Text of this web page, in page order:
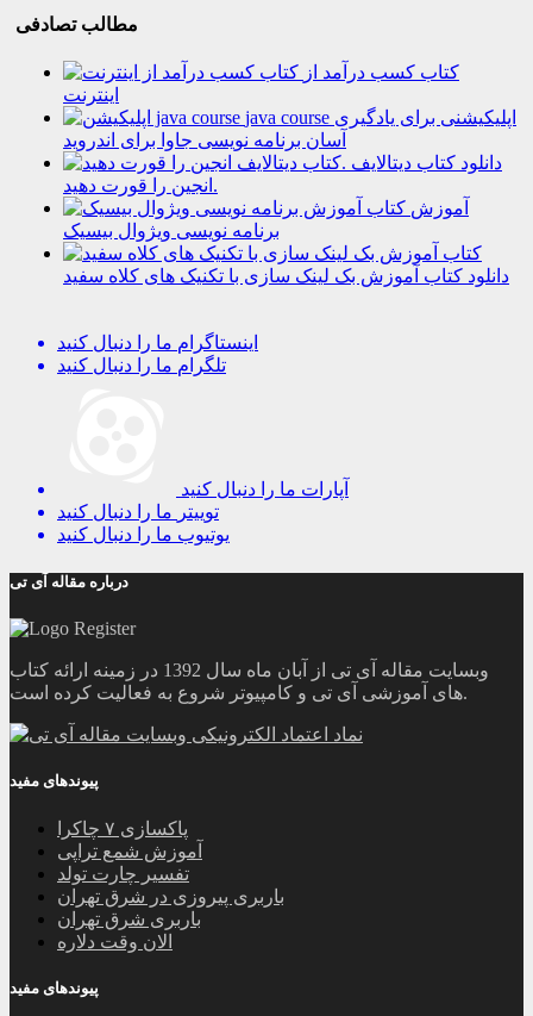
مطالب تصادفی
کتاب کسب درآمد از
اینترنت
java course اپلیکیشنی برای یادگیری
آسان برنامه نویسی جاوا برای اندروید
دانلود کتاب دیتالایف
انجین را قورت دهید.
آموزش
برنامه نویسی ویژوال بیسیک
دانلود کتاب آموزش بک لینک سازی با تکنیک های کلاه سفید
اینستاگرام ما را دنبال کنید
تلگرام ما را دنبال کنید
آپارات ما را دنبال کنید
توییتر ما را دنبال کنید
یوتیوب ما را دنبال کنید
درباره مقاله آی تی
وبسایت مقاله آی تی از آبان ماه سال 1392 در زمینه ارائه کتاب
های آموزشی آی تی و کامپیوتر شروع به فعالیت کرده است.
پیوندهای مفید
پاکسازی ۷ چاکرا
آموزش شمع تراپی
تفسیر چارت تولد
باربری پیروزی در شرق تهران
باربری شرق تهران
الان وقت دلاره
پیوندهای مفید